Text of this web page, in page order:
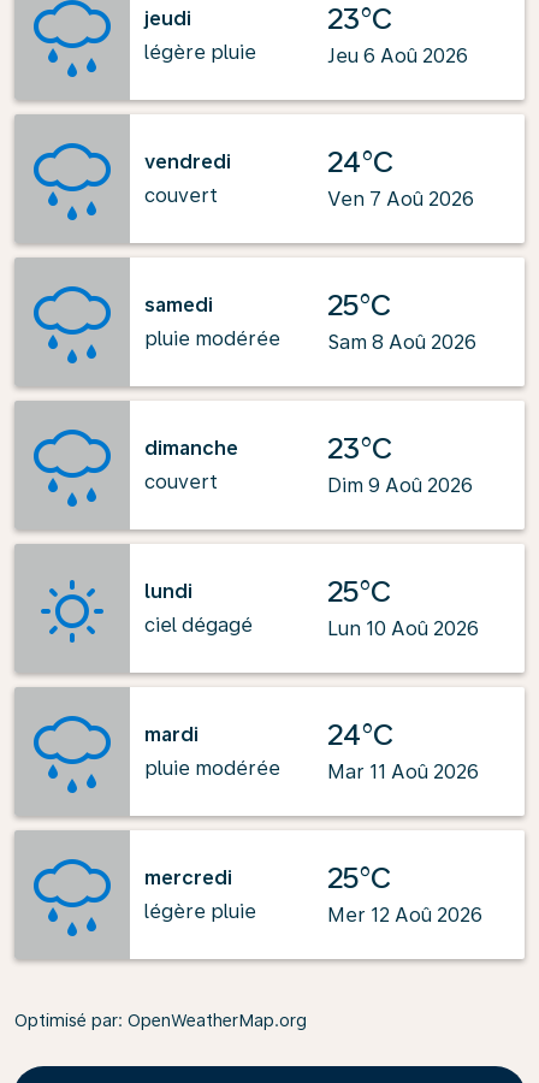
jeudi
légère pluie
23°C
Jeu 6 Aoû 2026
vendredi
couvert
24°C
Ven 7 Aoû 2026
samedi
pluie modérée
25°C
Sam 8 Aoû 2026
dimanche
couvert
23°C
Dim 9 Aoû 2026
lundi
ciel dégagé
25°C
Lun 10 Aoû 2026
mardi
pluie modérée
24°C
Mar 11 Aoû 2026
mercredi
légère pluie
25°C
Mer 12 Aoû 2026
Optimisé par: OpenWeatherMap.org